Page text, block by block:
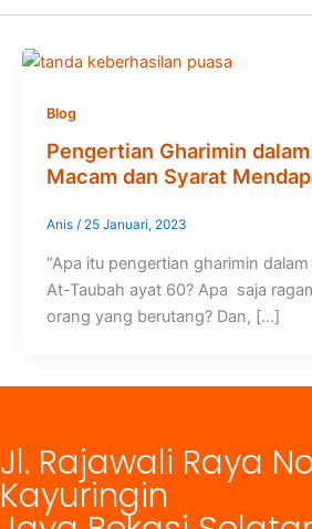
Blog
Pengertian Gharimin
Macam dan Syarat
Anis / 25 Januari, 2023
“Apa itu pengertian gharimin
At-Taubah ayat 60? Apa saja
orang yang berutang? Dan, […]
Jl. Rajawali Raya
Kayuringin